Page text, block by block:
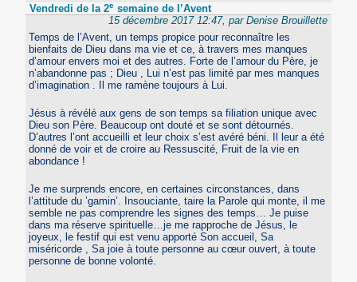
Vendredi de la 2e semaine de l’Avent
15 décembre 2017 12:47, par Denise Brouillette
Temps de l’Avent, un temps propice pour reconnaître les
bienfaits de Dieu dans ma vie et ce, à travers mes manques
d’amour envers moi et des autres. Forte de l’amour du Père, je
n’abandonne pas ; Dieu , Lui n’est pas limité par mes manques
d’imagination . Il me ramène toujours à Lui.
Jésus à révélé aux gens de son temps sa filiation unique avec
Dieu son Père. Beaucoup ont douté et se sont détournés.
D’autres l’ont accueilli et leur choix s’est avéré béni. Il leur a été
donné de voir et de croire au Ressuscité, Fruit de la vie en
abondance !
Je me surprends encore, en certaines circonstances, dans
l’attitude du ’gamin’. Insouciante, taire la Parole qui monte, il me
semble ne pas comprendre les signes des temps… Je puise
dans ma réserve spirituelle…je me rapproche de Jésus, le
joyeux, le festif qui est venu apporté Son accueil, Sa
miséricorde , Sa joie à toute personne au cœur ouvert, à toute
personne de bonne volonté.